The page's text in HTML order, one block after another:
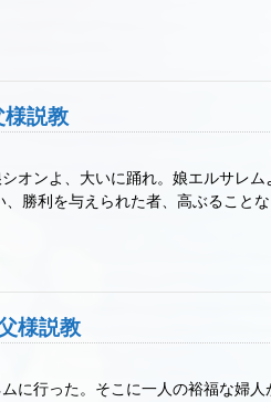
説教
オンよ、大いに踊れ。娘エルサレム
勝利を与えられた者、高ぶること
様説教
に行った。そこに一人の裕福な婦人